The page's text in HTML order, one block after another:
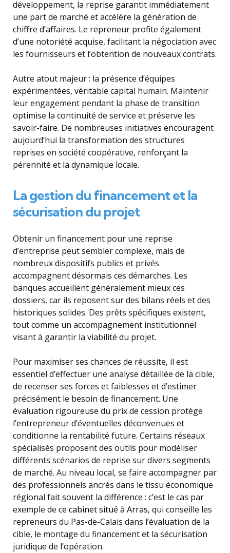
développement, la reprise garantit immédiatement
une part de marché et accélère la génération de
chiffre d’affaires. Le repreneur profite également
d’une notoriété acquise, facilitant la négociation avec
les fournisseurs et l’obtention de nouveaux contrats.
Autre atout majeur : la présence d’équipes
expérimentées, véritable capital humain. Maintenir
leur engagement pendant la phase de transition
optimise la continuité de service et préserve les
savoir-faire. De nombreuses initiatives encouragent
aujourd’hui la transformation des structures
reprises en société coopérative, renforçant la
pérennité et la dynamique locale.
La gestion du financement et la
sécurisation du projet
Obtenir un financement pour une reprise
d’entreprise peut sembler complexe, mais de
nombreux dispositifs publics et privés
accompagnent désormais ces démarches. Les
banques accueillent généralement mieux ces
dossiers, car ils reposent sur des bilans réels et des
historiques solides. Des prêts spécifiques existent,
tout comme un accompagnement institutionnel
visant à garantir la viabilité du projet.
Pour maximiser ses chances de réussite, il est
essentiel d’effectuer une analyse détaillée de la cible,
de recenser ses forces et faiblesses et d’estimer
précisément le besoin de financement. Une
évaluation rigoureuse du prix de cession protège
l’entrepreneur d’éventuelles déconvenues et
conditionne la rentabilité future. Certains réseaux
spécialisés proposent des outils pour modéliser
différents scénarios de reprise sur divers segments
de marché. Au niveau local, se faire accompagner par
des professionnels ancrés dans le tissu économique
régional fait souvent la différence : c’est le cas par
exemple de ce cabinet situé à Arras, qui conseille les
repreneurs du Pas-de-Calais dans l’évaluation de la
cible, le montage du financement et la sécurisation
juridique de l’opération.